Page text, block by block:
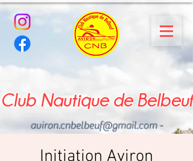
Club Nautique de Belbeuf
aviron.cnbelbeuf@gmail.com-
Initiation Aviron